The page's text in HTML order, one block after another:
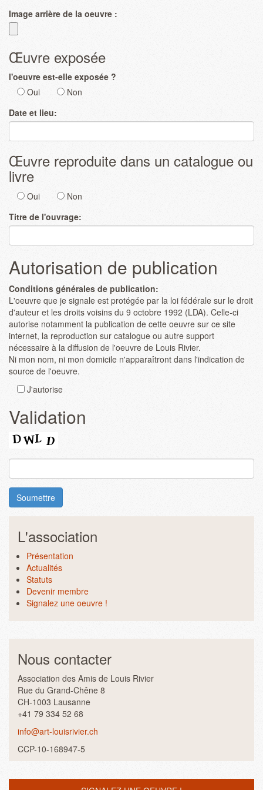
Image arrière de la oeuvre :
Œuvre exposée
l'oeuvre est-elle exposée ?
Oui
Non
Date et lieu:
Œuvre reproduite dans un catalogue ou
livre
Oui
Non
Titre de l'ouvrage:
Autorisation de publication
Conditions générales de publication:
L'oeuvre que je signale est protégée par la loi fédérale sur le droit
d'auteur et les droits voisins du 9 octobre 1992 (LDA). Celle-ci
autorise notamment la publication de cette oeuvre sur ce site
internet, la reproduction sur catalogue ou autre support
nécessaire à la diffusion de l'oeuvre de Louis Rivier.
Ni mon nom, ni mon domicile n'apparaîtront dans l'indication de
source de l'oeuvre.
J'autorise
Validation
L'association
Présentation
Actualités
Statuts
Devenir membre
Signalez une oeuvre !
Nous contacter
Association des Amis de Louis Rivier
Rue du Grand-Chêne 8
CH-1003 Lausanne
+41 79 334 52 68
info@art-louisrivier.ch
CCP-10-168947-5